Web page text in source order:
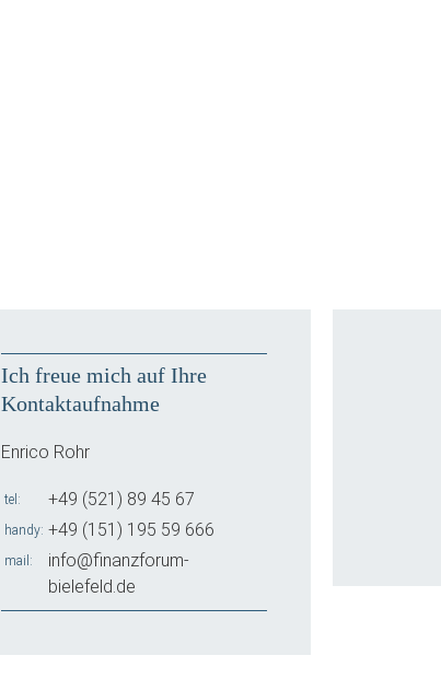
Ich freue mich auf Ihre
Kontaktaufnahme
Enrico Rohr
tel +49 (521) 89 45 67
handy +49 (151) 195 59 666
mail
info@finanzforum-
bielefeld.de